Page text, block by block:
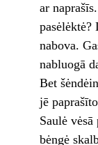
ar
pasėlėktė?
nabova.
nabluogā
Bet
jē
Saulė
bėngė